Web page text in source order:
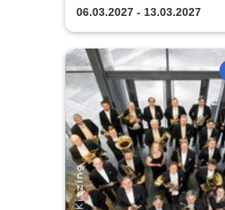
Bläserphilharmonie
Lausick
06.03.2027 - 13.03.2027